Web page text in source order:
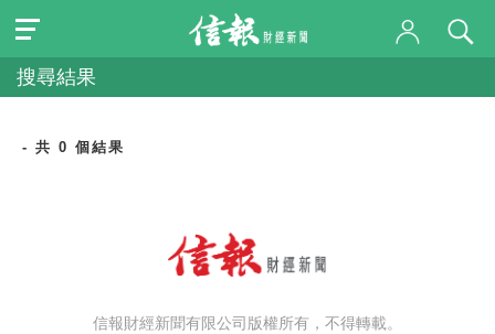
搜尋結果
- 共 0 個結果
信報財經新聞有限公司版權所有，不得轉載。